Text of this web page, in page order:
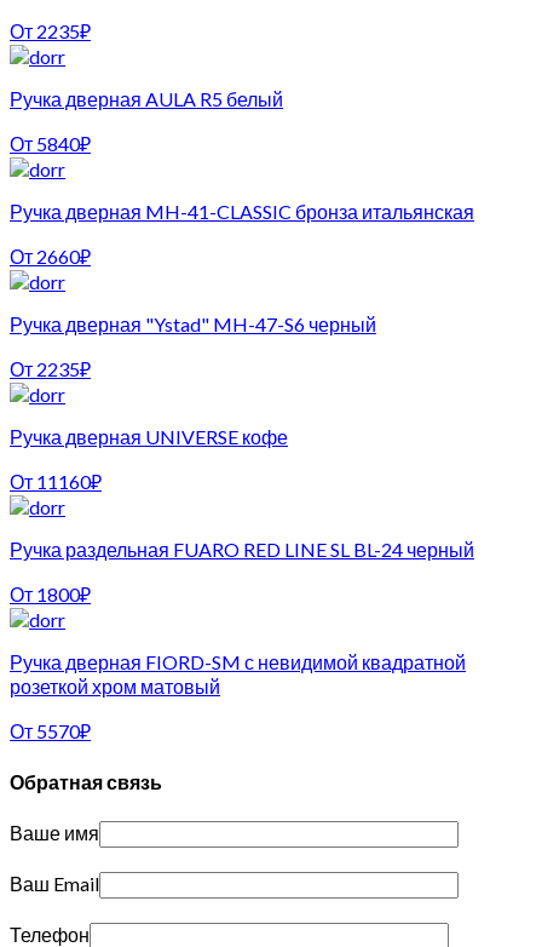
От 2235₽
Ручка дверная AULA R5 белый
От 5840₽
Ручка дверная MH-41-CLASSIC бронза итальянская
От 2660₽
Ручка дверная "Ystad" MH-47-S6 черный
От 2235₽
Ручка дверная UNIVERSE кофе
От 11160₽
Ручка раздельная FUARO RED LINE SL BL-24 черный
От 1800₽
Ручка дверная FIORD-SM с невидимой квадратной
розеткой хром матовый
От 5570₽
Обратная связь
Ваше имя
Ваш Email
Телефон